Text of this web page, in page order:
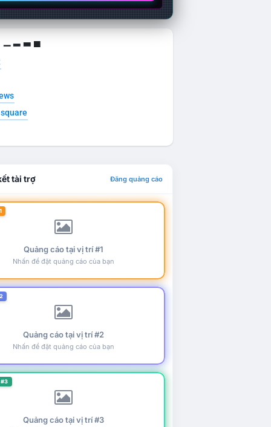
▁ ▂ ▃ ▄
tài trợ Đăng quảng cáo
Quảng cáo tại vị trí #1
Nhấn để đặt quảng cáo của bạn
Quảng cáo tại vị trí #2
Nhấn để đặt quảng cáo của bạn
Quảng cáo tại vị trí #3